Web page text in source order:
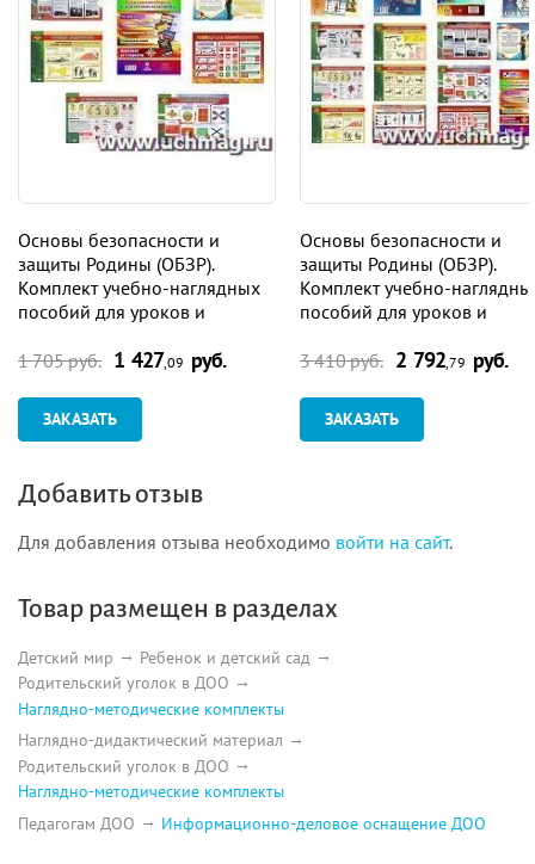
Основы безопасности и
защиты Родины (ОБЗР).
Комплект учебно-наглядных
пособий для уроков и
1 705 руб. 1 427 ,09 руб.
ЗАКАЗАТЬ
Основы безопасности и
защиты Родины (ОБЗР).
Комплект учебно-
пособий для уроков и
3 410 руб. 2 792 ,79 руб.
ЗАКАЗАТЬ
Добавить отзыв
Для добавления отзыва необходимо войти на сайт.
Товар размещен в разделах
Детский мир
Ребенок и детский сад
Родительский уголок в ДОО
Наглядно-методические комплекты
Наглядно-дидактический материал
Родительский уголок в ДОО
Наглядно-методические комплекты
Педагогам ДОО
Информационно-деловое оснащение ДОО